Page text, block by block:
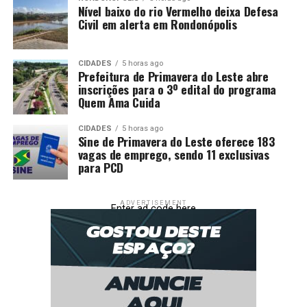
Árbitro:Alex Gomes Stefano (RJ)
Assistentes:
Rodrigo Figueiredo Henrique Correa
(RJ) e Carlos Henrique Alves de Lima Filho (RJ)
VAR:
Wagner Reway (SC)
Cruzeiro:
Cássio; William, Fabrício Bruno, Villalba e Kaiki
Bruno (Kauã Prates); Lucas Romero (Walace),
Lucas Silva, Christian (Japa) e Matheus Pereira;
Técnico:Leonardo Jardim
Corinthians:
Felipe Longo; João Pedro Tchoca, Gustavo
Henrique e Angileri (André); Matheuzinho,
Raniele (Carrillo), Breno Bidon (Martínez),
Nível baixo do rio Vermelho deixa Defesa
Civil em alerta em Rondonópolis
CIDADES 5 horas ago
Prefeitura de Primavera do Leste abre
inscrições para o 3º edital do programa
Quem Ama Cuida
CIDADES 5 horas ago
Sine de Primavera do Leste oferece 183
vagas de emprego, sendo 11 exclusivas
para PCD
ADVERTISEMENT
Enter ad code here